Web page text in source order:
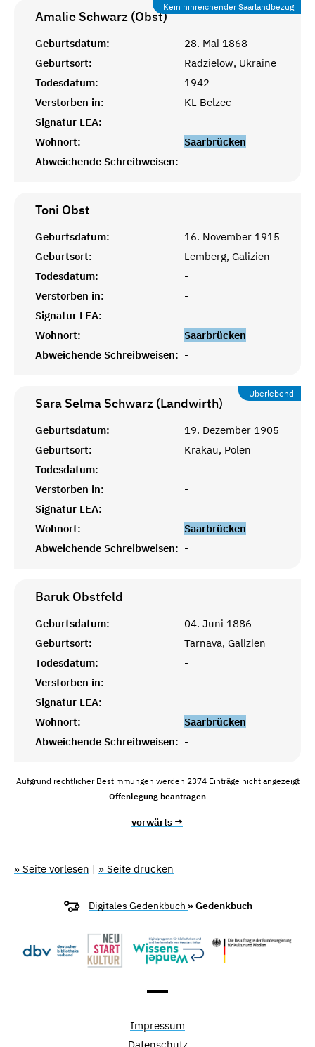
Kein hinreichender Saarlandbezug
Amalie Schwarz (Obst)
Geburtsdatum:
28. Mai 1868
Geburtsort:
Radzielow, Ukraine
Todesdatum:
1942
Verstorben in:
KL Belzec
Signatur LEA:
Wohnort:
Saarbrücken
Abweichende Schreibweisen: -
Toni Obst
Geburtsdatum:
16. November 1915
Geburtsort:
Lemberg, Galizien
Todesdatum:
-
Verstorben in:
-
Signatur LEA:
Wohnort:
Saarbrücken
Abweichende Schreibweisen: -
Überlebend
Sara Selma Schwarz (Landwirth)
Geburtsdatum:
19. Dezember 1905
Geburtsort:
Krakau, Polen
Todesdatum:
-
Verstorben in:
-
Signatur LEA:
Wohnort:
Saarbrücken
Abweichende Schreibweisen: -
Baruk Obstfeld
Geburtsdatum:
04. Juni 1886
Geburtsort:
Tarnava, Galizien
Todesdatum:
-
Verstorben in:
-
Signatur LEA:
Wohnort:
Saarbrücken
Abweichende Schreibweisen: -
Aufgrund rechtlicher Bestimmungen werden 2374 Einträge nicht angezeigt
Offenlegung beantragen
vorwärts →
» Seite vorlesen | » Seite drucken
Digitales Gedenkbuch » Gedenkbuch
Impressum